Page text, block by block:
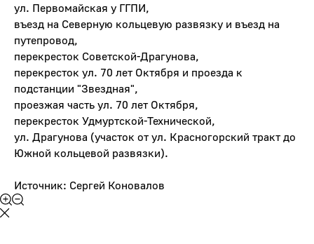
ул. Первомайская у ГГПИ,
въезд на Северную кольцевую развязку и въезд на
путепровод,
перекресток Советской-Драгунова,
перекресток ул. 70 лет Октября и проезда к
подстанции "Звездная",
проезжая часть ул. 70 лет Октября,
перекресток Удмуртской-Технической,
ул. Драгунова (участок от ул. Красногорский тракт до
Южной кольцевой развязки).
Источник: Сергей Коновалов